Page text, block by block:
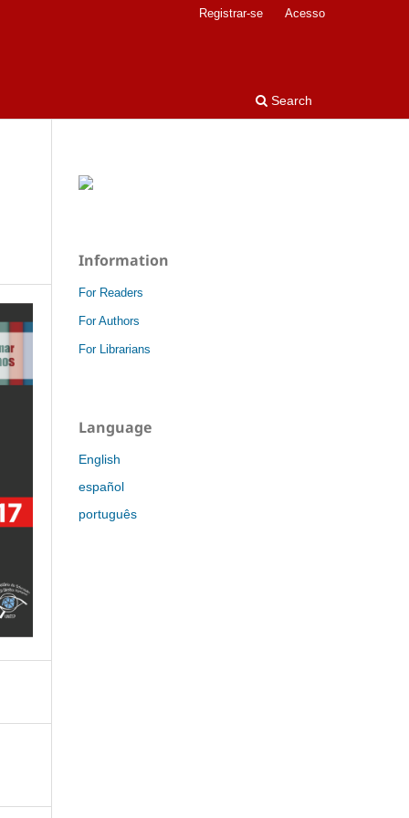
Search
Registrar-se Acesso
Information
For Readers
For Authors
For Librarians
Language
English
español
português